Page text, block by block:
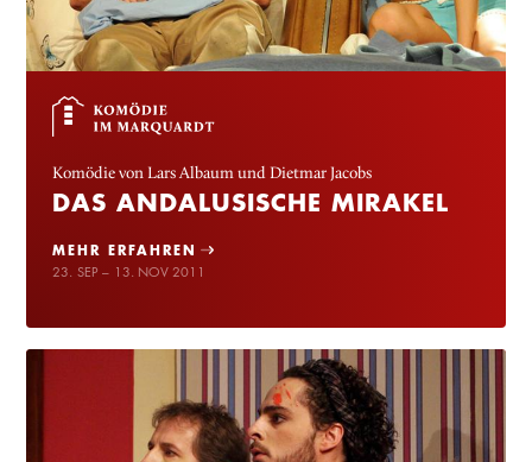
Komödie von Lars Albaum und Dietmar Jacobs
DAS ANDALUSISCHE MIRAKEL
MEHR ERFAHREN
23. SEP – 13. NOV 2011